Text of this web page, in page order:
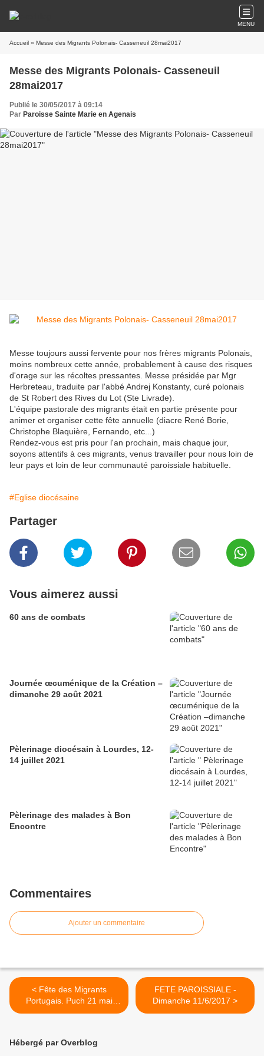
MENU
Accueil » Messe des Migrants Polonais- Casseneuil 28mai2017
Messe des Migrants Polonais- Casseneuil
28mai2017
Publié le 30/05/2017 à 09:14
Par Paroisse Sainte Marie en Agenais
Messe toujours aussi fervente pour nos frères migrants Polonais,
moins nombreux cette année, probablement à cause des risques
d'orage sur les récoltes pressantes. Messe présidée par Mgr
Herbreteau, traduite par l'abbé Andrej Konstanty, curé polonais
de St Robert des Rives du Lot (Ste Livrade).
L'équipe pastorale des migrants était en partie présente pour
animer et organiser cette fête annuelle (diacre René Borie,
Christophe Blaquière, Fernando, etc...)
Rendez-vous est pris pour l'an prochain, mais chaque jour,
soyons attentifs à ces migrants, venus travailler pour nous loin de
leur pays et loin de leur communauté paroissiale habituelle.
#Eglise diocésaine
Partager
Vous aimerez aussi
60 ans de combats
Journée œcuménique de la Création –
dimanche 29 août 2021
Pèlerinage diocésain à Lourdes, 12-
14 juillet 2021
Pèlerinage des malades à Bon
Encontre
Commentaires
Ajouter un commentaire
< Fête des Migrants
Portugais. Puch 21 mai
2017
FETE PAROISSIALE -
Dimanche 11/6/2017 >
Hébergé par Overblog